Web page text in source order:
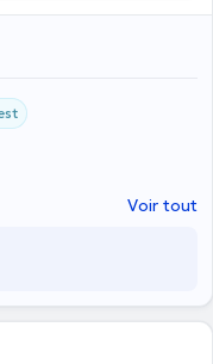
et fourmillements, …).
Voir tout